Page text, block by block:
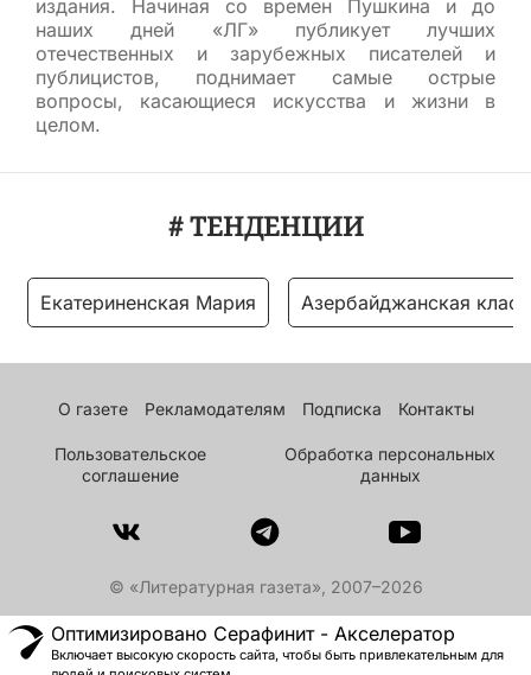
издания. Начиная со времен Пушкина и до
наших дней «ЛГ» публикует лучших
отечественных и зарубежных писателей и
публицистов, поднимает самые острые
вопросы, касающиеся искусства и жизни в
целом.
# ТЕНДЕНЦИИ
Екатериненская Мария Азербайджанская
О газете Рекламодателям Подписка Контакты
Пользовательское
соглашение
Обработка персональных
данных
© «Литературная газета», 2007–2026
Оптимизировано Серафинит - Акселератор
Включает высокую скорость сайта, чтобы быть привлекательным для